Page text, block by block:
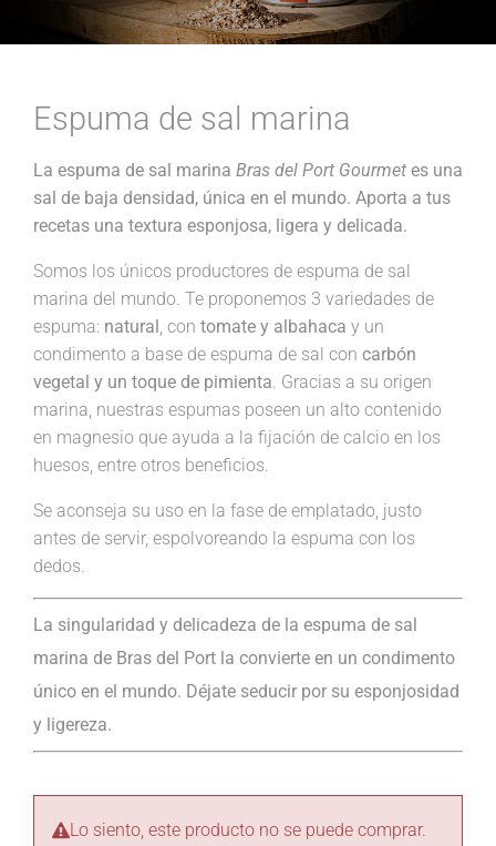
Espuma de sal marina
La espuma de sal marina Bras del Port Gourmet es una
sal de baja densidad, única en el mundo. Aporta a tus
recetas una textura esponjosa, ligera y delicada.
Somos los únicos productores de espuma de sal
marina del mundo. Te proponemos 3 variedades de
espuma: natural, con tomate y albahaca y un
condimento a base de espuma de sal con carbón
vegetal y un toque de pimienta. Gracias a su origen
marina, nuestras espumas poseen un alto contenido
en magnesio que ayuda a la fijación de calcio en los
huesos, entre otros beneficios.
Se aconseja su uso en la fase de emplatado, justo
antes de servir, espolvoreando la espuma con los
dedos.
La singularidad y delicadeza de la espuma de sal
marina de Bras del Port la convierte en un condimento
único en el mundo. Déjate seducir por su esponjosidad
y ligereza.
Lo siento, este producto no se puede comprar.